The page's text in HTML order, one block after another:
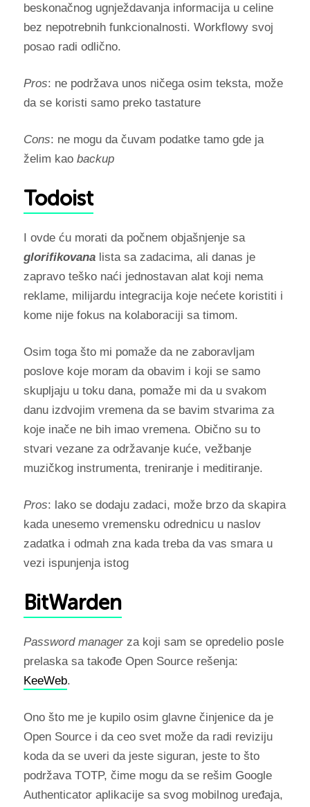
beskonačnog ugnježdavanja informacija u celine
bez nepotrebnih funkcionalnosti. Workflowy svoj
posao radi odlično.
Pros: ne podržava unos ničega osim teksta, može
da se koristi samo preko tastature
Cons: ne mogu da čuvam podatke tamo gde ja
želim kao backup
Todoist
I ovde ću morati da počnem objašnjenje sa
glorifikovana lista sa zadacima, ali danas je
zapravo teško naći jednostavan alat koji nema
reklame, milijardu integracija koje nećete koristiti i
kome nije fokus na kolaboraciji sa timom.
Osim toga što mi pomaže da ne zaboravljam
poslove koje moram da obavim i koji se samo
skupljaju u toku dana, pomaže mi da u svakom
danu izdvojim vremena da se bavim stvarima za
koje inače ne bih imao vremena. Obično su to
stvari vezane za održavanje kuće, vežbanje
muzičkog instrumenta, treniranje i meditiranje.
Pros: lako se dodaju zadaci, može brzo da skapira
kada unesemo vremensku odrednicu u naslov
zadatka i odmah zna kada treba da vas smara u
vezi ispunjenja istog
BitWarden
Password managerza koji sam se opredelio posle
prelaska sa takođe Open Source rešenja:
KeeWeb.
Ono što me je kupilo osim glavne činjenice da je
Open Source i da ceo svet može da radi reviziju
koda da se uveri da jeste siguran, jeste to što
podržava TOTP, čime mogu da se rešim Google
Authenticator aplikacije sa svog mobilnog uređaja,